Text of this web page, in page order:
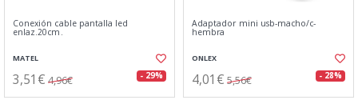
Conexión cable pantalla led
enlaz.20cm.
MATEL
3,51€ 4,96€ - 29%
Adaptador mini usb-macho/c-
hembra
ONLEX
4,01€ 5,56€ - 28%